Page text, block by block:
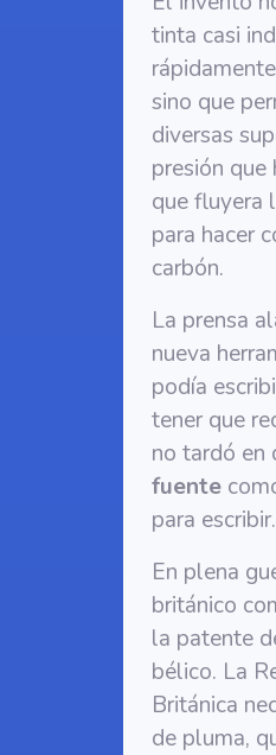
tinta casi
sino que
diversas
presión que
que fluyera
para hacer
carbón.
La prensa
nueva
podía
tener que
no tardó en
fuente
para escribir.
En plena
británico
la patente
bélico. La
Británica
de pluma,